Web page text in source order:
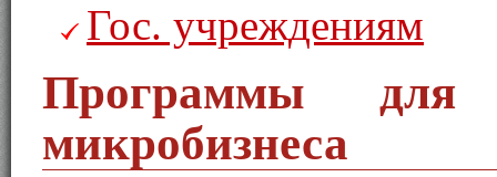
Гос. учреждениям
Программы для
микробизнеса